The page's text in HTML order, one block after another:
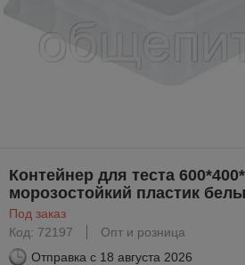
Контейнер для теста
морозостойкий пластик
Под заказ
Код: 72197
Опт и розница
Отправка с 18 августа 2026